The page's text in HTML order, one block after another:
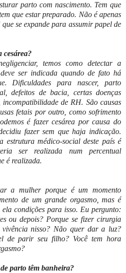
parto com nascimento. Tem que
que estar preparado. Não é apenas
se expande para assumir papel de
cesárea?
temos como detectar a
ser indicada quando de fato há
Dificuldades para nascer, parto
defeitos de bacia, certas doenças
incompatibilidade de RH. São causas
fetais por outro, como sofrimento
é fazer cesárea por causa do
fazer sem que haja indicação.
estrutura médico-social deste país é
ser realizada num percentual
é realizada.
a mulher porque é um momento
de um grande orgasmo, mas é
condições para isso. Eu pergunto:
ou depois? Porque se fizer cirurgia
nisso? Não quer dar a luz?
de parir seu filho? Você tem hora
parto têm banheira?